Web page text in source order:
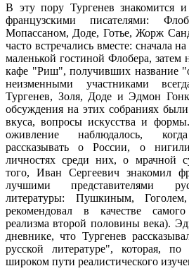
В эту пору Тургенев знакомится
французскими писателями:
Мопассаном, Доде, Готье, Жорж
часто встречались вместе: сначала
маленькой гостиной Флобера, затем
кафе "Риш", получивших название
неизменными участниками
Тургенев, Золя, Доде и Эдмон
обсуждения на этих собраниях
вкуса, вопросы искусства и
оживление наблюдалось,
рассказывать о России, о
личностях среди них, о мрачной
того, Иван Сергеевич знакомил
лучшими представителями
литературы: Пушкиным,
рекомендовал в качестве самого
реализма второй половины века).
дневнике, что Тургенев
русской литературе", которая,
широком пути реалистического